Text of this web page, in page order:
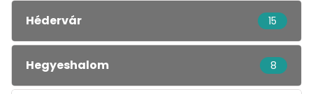
Hédervár 15
Hegyeshalom 8